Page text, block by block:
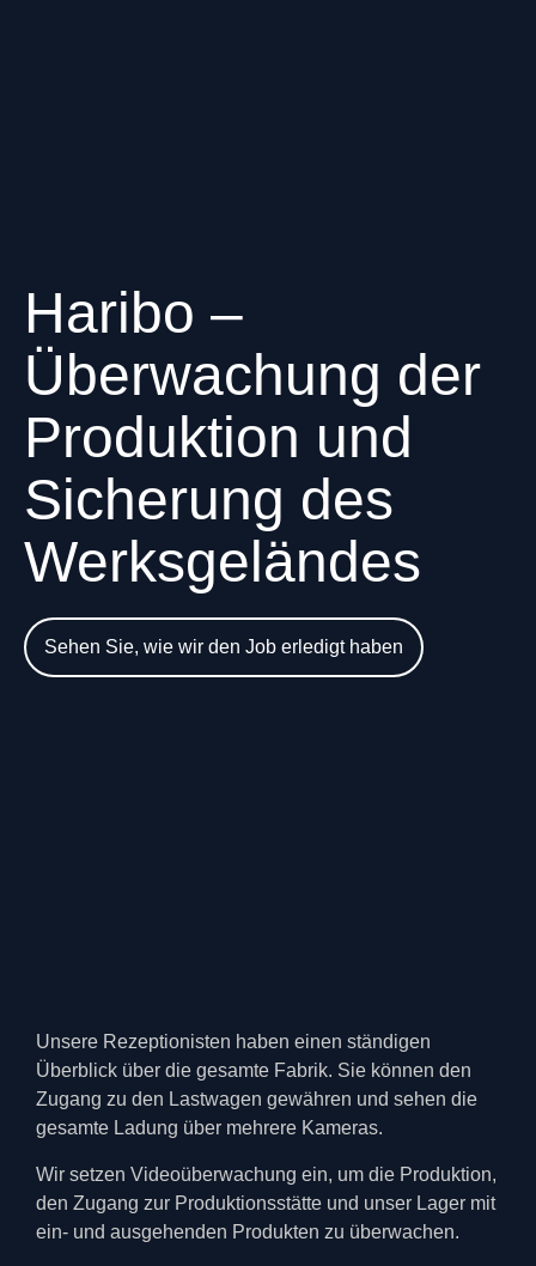
Haribo –
Überwachung der
Produktion und
Sicherung des
Werksgeländes
Sehen Sie, wie wir den Job erledigt haben
Unsere Rezeptionisten haben einen ständigen
Überblick über die gesamte Fabrik. Sie können den
Zugang zu den Lastwagen gewähren und sehen die
gesamte Ladung über mehrere Kameras.
Wir setzen Videoüberwachung ein, um die Produktion,
den Zugang zur Produktionsstätte und unser Lager mit
ein- und ausgehenden Produkten zu überwachen.